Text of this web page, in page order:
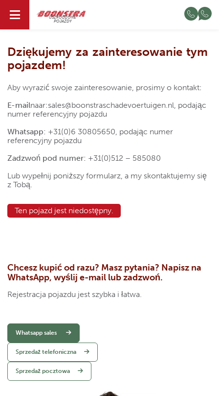
USZKODZONE
POJAZDY
PL
Dziękujemy za zainteresowanie tym
pojazdem!
Aby wyrazić swoje zainteresowanie, prosimy o kontakt:
E-mailnaar:sales@boonstraschadevoertuigen.nl, podając
numer referencyjny pojazdu
Whatsapp: +31(0)6 30805650, podając numer
referencyjny pojazdu
Zadzwoń pod numer: +31(0)512 – 585080
Lub wypełnij poniższy formularz, a my skontaktujemy się
z Tobą.
Ten pojazd jest niedostępny.
Chcesz kupić od razu? Masz pytania? Napisz na
WhatsApp, wyślij e-mail lub zadzwoń.
Rejestracja pojazdu jest szybka i łatwa.
Whatsapp sales
Sprzedaż telefoniczna
Sprzedaż pocztowa